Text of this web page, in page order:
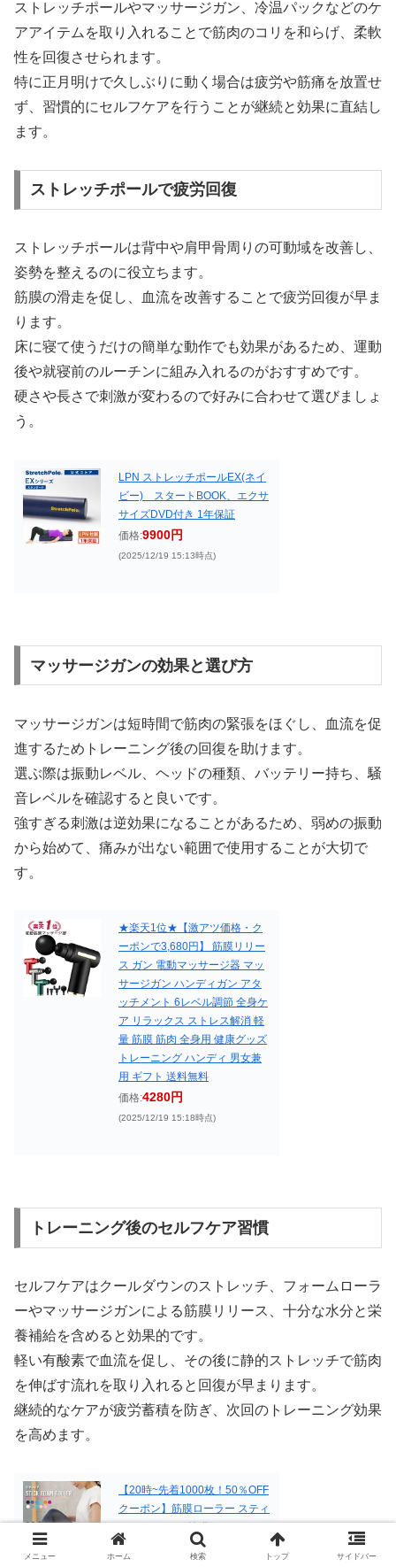
ストレッチポールやマッサージガン、冷温パックなどのケ
アアイテムを取り入れることで筋肉のコリを和らげ、柔軟
性を回復させられます。
特に正月明けで久しぶりに動く場合は疲労や筋痛を放置せ
ず、習慣的にセルフケアを行うことが継続と効果に直結し
ます。
ストレッチポールで疲労回復
ストレッチポールは背中や肩甲骨周りの可動域を改善し、
姿勢を整えるのに役立ちます。
筋膜の滑走を促し、血流を改善することで疲労回復が早ま
ります。
床に寝て使うだけの簡単な動作でも効果があるため、運動
後や就寝前のルーチンに組み入れるのがおすすめです。
硬さや長さで刺激が変わるので好みに合わせて選びましょ
う。
LPN ストレッチポールEX(ネイ
ビー) スタートBOOK、エクサ
サイズDVD付き 1年保証
価格:9900円
(2025/12/19 15:13時点)
マッサージガンの効果と選び方
マッサージガンは短時間で筋肉の緊張をほぐし、血流を促
進するためトレーニング後の回復を助けます。
選ぶ際は振動レベル、ヘッドの種類、バッテリー持ち、騒
音レベルを確認すると良いです。
強すぎる刺激は逆効果になることがあるため、弱めの振動
から始めて、痛みが出ない範囲で使用することが大切で
す。
★楽天1位★【激アツ価格・ク
ーポンで3,680円】 筋膜リリー
ス ガン 電動マッサージ器 マッ
サージガン ハンディガン アタ
ッチメント 6レベル調節 全身ケ
ア リラックス ストレス解消 軽
量 筋膜 筋肉 全身用 健康グッズ
トレーニング ハンディ 男女兼
用 ギフト 送料無料
価格:4280円
(2025/12/19 15:18時点)
トレーニング後のセルフケア習慣
セルフケアはクールダウンのストレッチ、フォームローラ
ーやマッサージガンによる筋膜リリース、十分な水分と栄
養補給を含めると効果的です。
軽い有酸素で血流を促し、その後に静的ストレッチで筋肉
を伸ばす流れを取り入れると回復が早まります。
継続的なケアが疲労蓄積を防ぎ、次回のトレーニング効果
を高めます。
【20時~先着1000枚！50％OFF
クーポン】筋膜ローラー スティ
ーラー フォームローラー ステ
メニュー ホーム 検索 トップ サイドバー